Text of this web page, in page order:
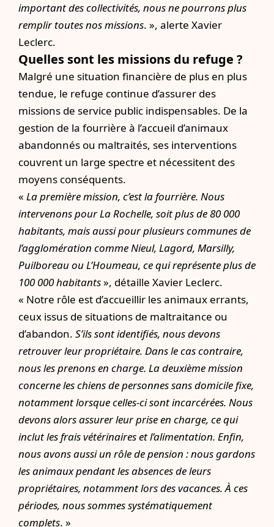
important des collectivités, nous ne pourrons plus
remplir toutes nos missions. », alerte Xavier
Leclerc.
Quelles sont les missions du refuge ?
Malgré une situation financière de plus en plus
tendue, le refuge continue d’assurer des
missions de service public indispensables. De la
gestion de la fourrière à l’accueil d’animaux
abandonnés ou maltraités, ses interventions
couvrent un large spectre et nécessitent des
moyens conséquents.
« La première mission, c’est la fourrière. Nous
intervenons pour La Rochelle, soit plus de 80 000
habitants, mais aussi pour plusieurs communes de
l’agglomération comme Nieul, Lagord, Marsilly,
Puilboreau ou L’Houmeau, ce qui représente plus de
100 000 habitants», détaille Xavier Leclerc.
« Notre rôle est d’accueillir les animaux errants,
ceux issus de situations de maltraitance ou
d’abandon. S’ils sont identifiés, nous devons
retrouver leur propriétaire. Dans le cas contraire,
nous les prenons en charge. La deuxième mission
concerne les chiens de personnes sans domicile fixe,
notamment lorsque celles-ci sont incarcérées. Nous
devons alors assurer leur prise en charge, ce qui
inclut les frais vétérinaires et l’alimentation. Enfin,
nous avons aussi un rôle de pension : nous gardons
les animaux pendant les absences de leurs
propriétaires, notamment lors des vacances. À ces
périodes, nous sommes systématiquement
complets. »